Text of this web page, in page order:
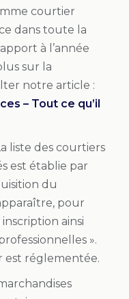
courtier
dans toute la
à l’année
sur la
notre article :
– Tout ce qu’il
liste des courtiers
est établie par
du
pour
ainsi
».
est réglementée.